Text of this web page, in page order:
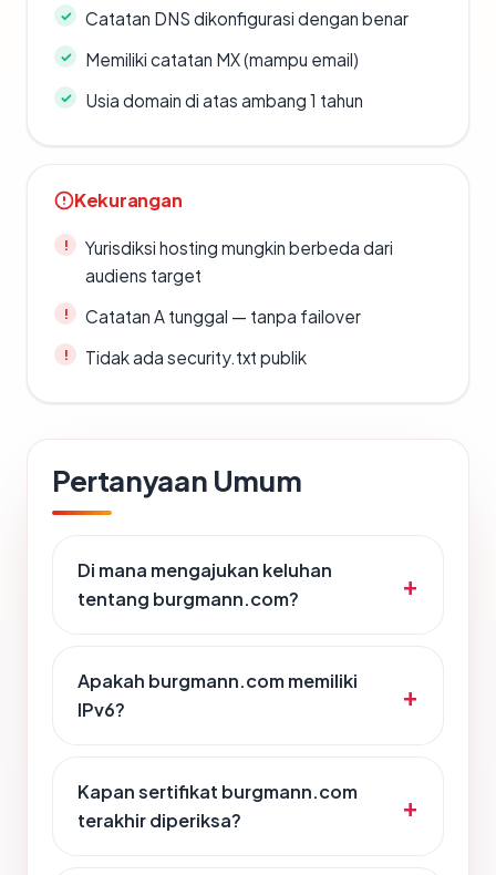
Catatan DNS dikonfigurasi dengan benar
Memiliki catatan MX (mampu email)
Usia domain di atas ambang 1 tahun
Kekurangan
Yurisdiksi hosting mungkin berbeda dari
audiens target
Catatan A tunggal — tanpa failover
Tidak ada security.txt publik
Pertanyaan Umum
Di mana mengajukan keluhan
tentang burgmann.com?
Apakah burgmann.com memiliki
IPv6?
Kapan sertifikat burgmann.com
terakhir diperiksa?